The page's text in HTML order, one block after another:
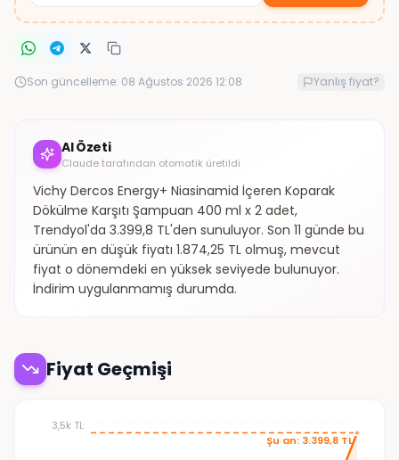
Son güncelleme: 08 Ağustos 2026 12:08 Yanlış fiyat?
AI Özeti
Claude tarafından otomatik üretildi
Vichy Dercos Energy+ Niasinamid İçeren Koparak
Dökülme Karşıtı Şampuan 400 ml x 2 adet,
Trendyol'da 3.399,8 TL'den sunuluyor. Son 11 günde bu
ürünün en düşük fiyatı 1.874,25 TL olmuş, mevcut
fiyat o dönemdeki en yüksek seviyede bulunuyor.
İndirim uygulanmamış durumda.
Fiyat Geçmişi
3,5k TL
Şu an: 3.399,8 TL